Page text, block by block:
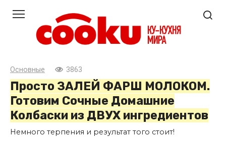
контенту
Основные 3863
Просто ЗАЛЕЙ ФАРШ МОЛОКОМ.
Готовим Сочные Домашние
Колбаски из ДВУХ ингредиентов
Немного терпения и результат того стоит!